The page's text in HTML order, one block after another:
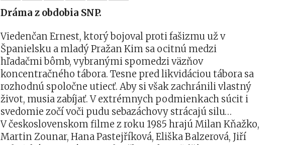
Dráma z obdobia SNP.
Viedenčan Ernest, ktorý bojoval proti fašizmu už v
Španielsku a mladý Pražan Kim sa ocitnú medzi
hľadačmi bômb, vybranými spomedzi väzňov
koncentračného tábora. Tesne pred likvidáciou tábora sa
rozhodnú spoločne utiecť. Aby si však zachránili vlastný
život, musia zabíjať. V extrémnych podmienkach súcit i
svedomie zočí voči pudu sebazáchovy strácajú silu…
V československom filme z roku 1985 hrajú Milan Kňažko,
Martin Zounar, Hana Pastejříková, Eliška Balzerová, Jiří